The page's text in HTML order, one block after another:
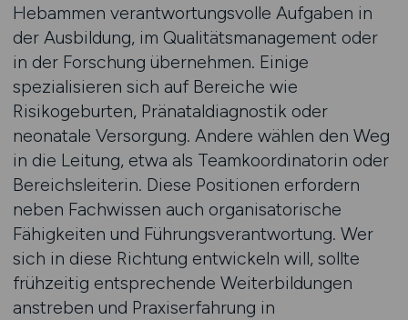
Hebammen verantwortungsvolle Aufgaben in
der Ausbildung, im Qualitätsmanagement oder
in der Forschung übernehmen. Einige
spezialisieren sich auf Bereiche wie
Risikogeburten, Pränataldiagnostik oder
neonatale Versorgung. Andere wählen den Weg
in die Leitung, etwa als Teamkoordinatorin oder
Bereichsleiterin. Diese Positionen erfordern
neben Fachwissen auch organisatorische
Fähigkeiten und Führungsverantwortung. Wer
sich in diese Richtung entwickeln will, sollte
frühzeitig entsprechende Weiterbildungen
anstreben und Praxiserfahrung in